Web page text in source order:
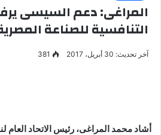
المراغى: دعم السيسى
التنافسية للصناعة
آخر تحديث: 30 أبريل، 2017 381
أشاد محمد المراغى، رئيس الاتحاد العام